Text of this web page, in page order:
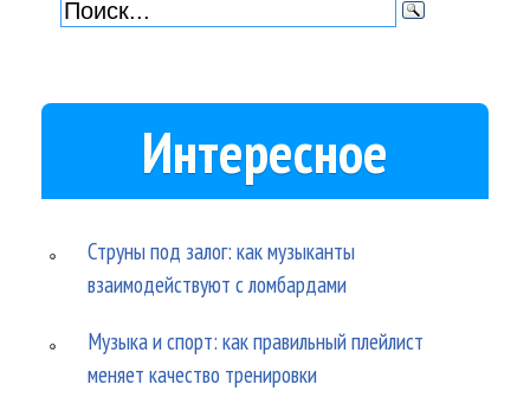
Интересное
Струны под залог: как музыканты
взаимодействуют с ломбардами
Музыка и спорт: как правильный плейлист
меняет качество тренировки